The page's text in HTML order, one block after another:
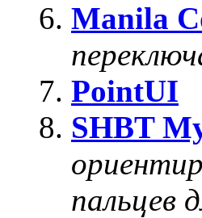
Manila
PointUI
SHBT
пальцев